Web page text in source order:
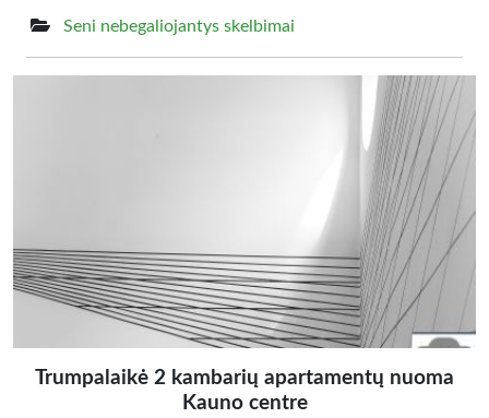
Seni nebegaliojantys skelbimai
Trumpalaikė 2 kambarių apartamentų nuoma
Kauno centre